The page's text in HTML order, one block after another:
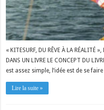
« KITESURF, DU RÊVE À LA RÉALITÉ
DANS UN LIVRE LE CONCEPT DU
est assez simple, l’idée est de se
Lire la suite »